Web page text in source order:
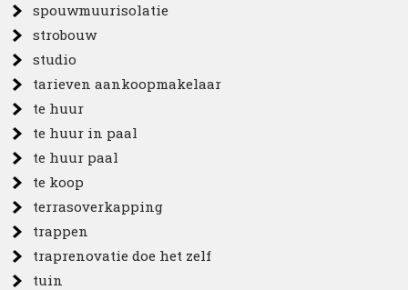
spouwmuurisolatie
strobouw
studio
tarieven aankoopmakelaar
te huur
te huur in paal
te huur paal
te koop
terrasoverkapping
trappen
traprenovatie doe het zelf
tuin